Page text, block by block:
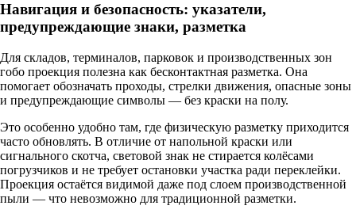
Навигация и безопасность: указатели,
предупреждающие знаки, разметка
Для складов, терминалов, парковок и производственных зон
гобо проекция полезна как бесконтактная разметка. Она
помогает обозначать проходы, стрелки движения, опасные зоны
и предупреждающие символы — без краски на полу.
Это особенно удобно там, где физическую разметку приходится
часто обновлять. В отличие от напольной краски или
сигнального скотча, световой знак не стирается колёсами
погрузчиков и не требует остановки участка ради переклейки.
Проекция остаётся видимой даже под слоем производственной
пыли — что невозможно для традиционной разметки.